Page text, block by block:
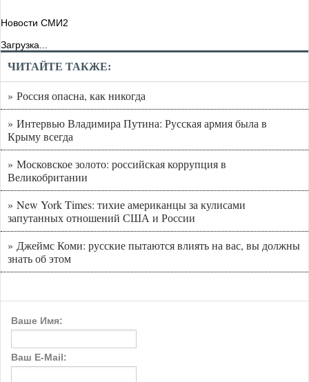
Новости СМИ2
Загрузка...
ЧИТАЙТЕ ТАКЖЕ:
» Россия опасна, как никогда
» Интервью Владимира Путина: Русская армия была в
Крыму всегда
» Московское золото: российская коррупция в
Великобритании
» New York Times: тихие американцы за кулисами
запутанных отношений США и России
» Джеймс Коми: русские пытаются влиять на вас, вы должны
знать об этом
Ваше Имя:
Ваш E-Mail: